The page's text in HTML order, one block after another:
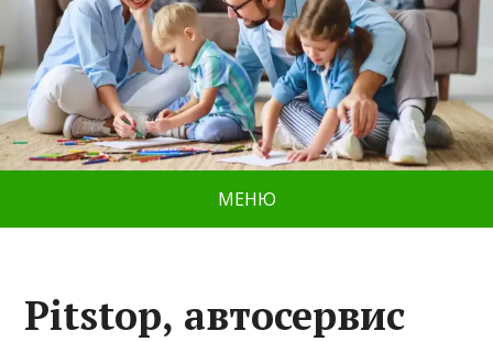
МЕНЮ
Pitstop, автосервис